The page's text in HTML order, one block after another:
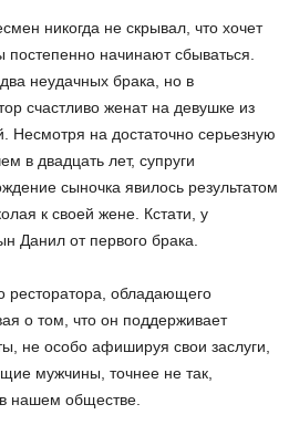
никогда не скрывал, что хочет
начинают сбываться.
неудачных брака, но в
счастливо женат на девушке из
Несмотря на достаточно серьезную
в двадцать лет, супруги
сыночка явилось результатом
к своей жене. Кстати, у
Данил от первого брака.
ресторатора, обладающего
о том, что он поддерживает
не особо афишируя свои заслуги,
мужчины, точнее не так,
нашем обществе.